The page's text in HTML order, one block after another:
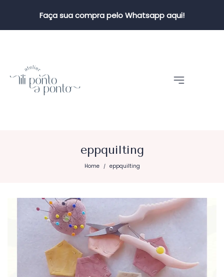
Faça sua compra pelo Whatsapp aqui!
eppquilting
Home / eppquilting